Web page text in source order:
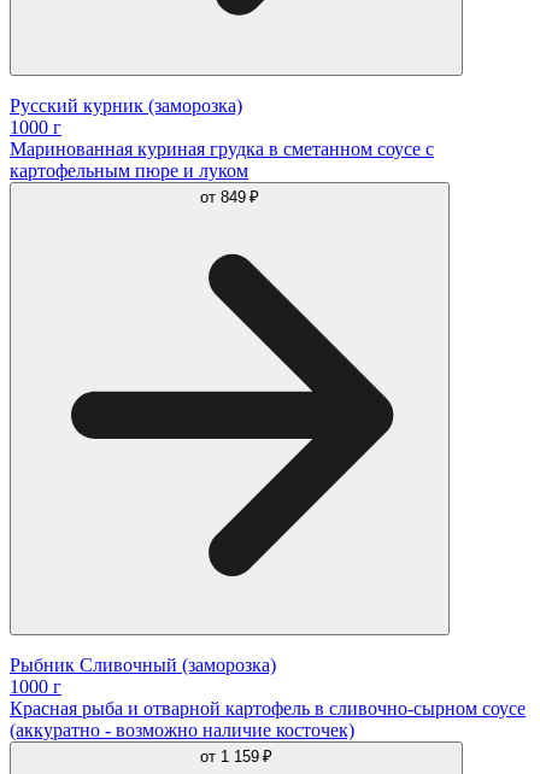
Русский курник (заморозка)
1000 г
Маринованная куриная грудка в сметанном соусе с
картофельным пюре и луком
от 849 ₽
Рыбник Сливочный (заморозка)
1000 г
Красная рыба и отварной картофель в сливочно-сырном соусе
(аккуратно - возможно наличие косточек)
от 1 159 ₽